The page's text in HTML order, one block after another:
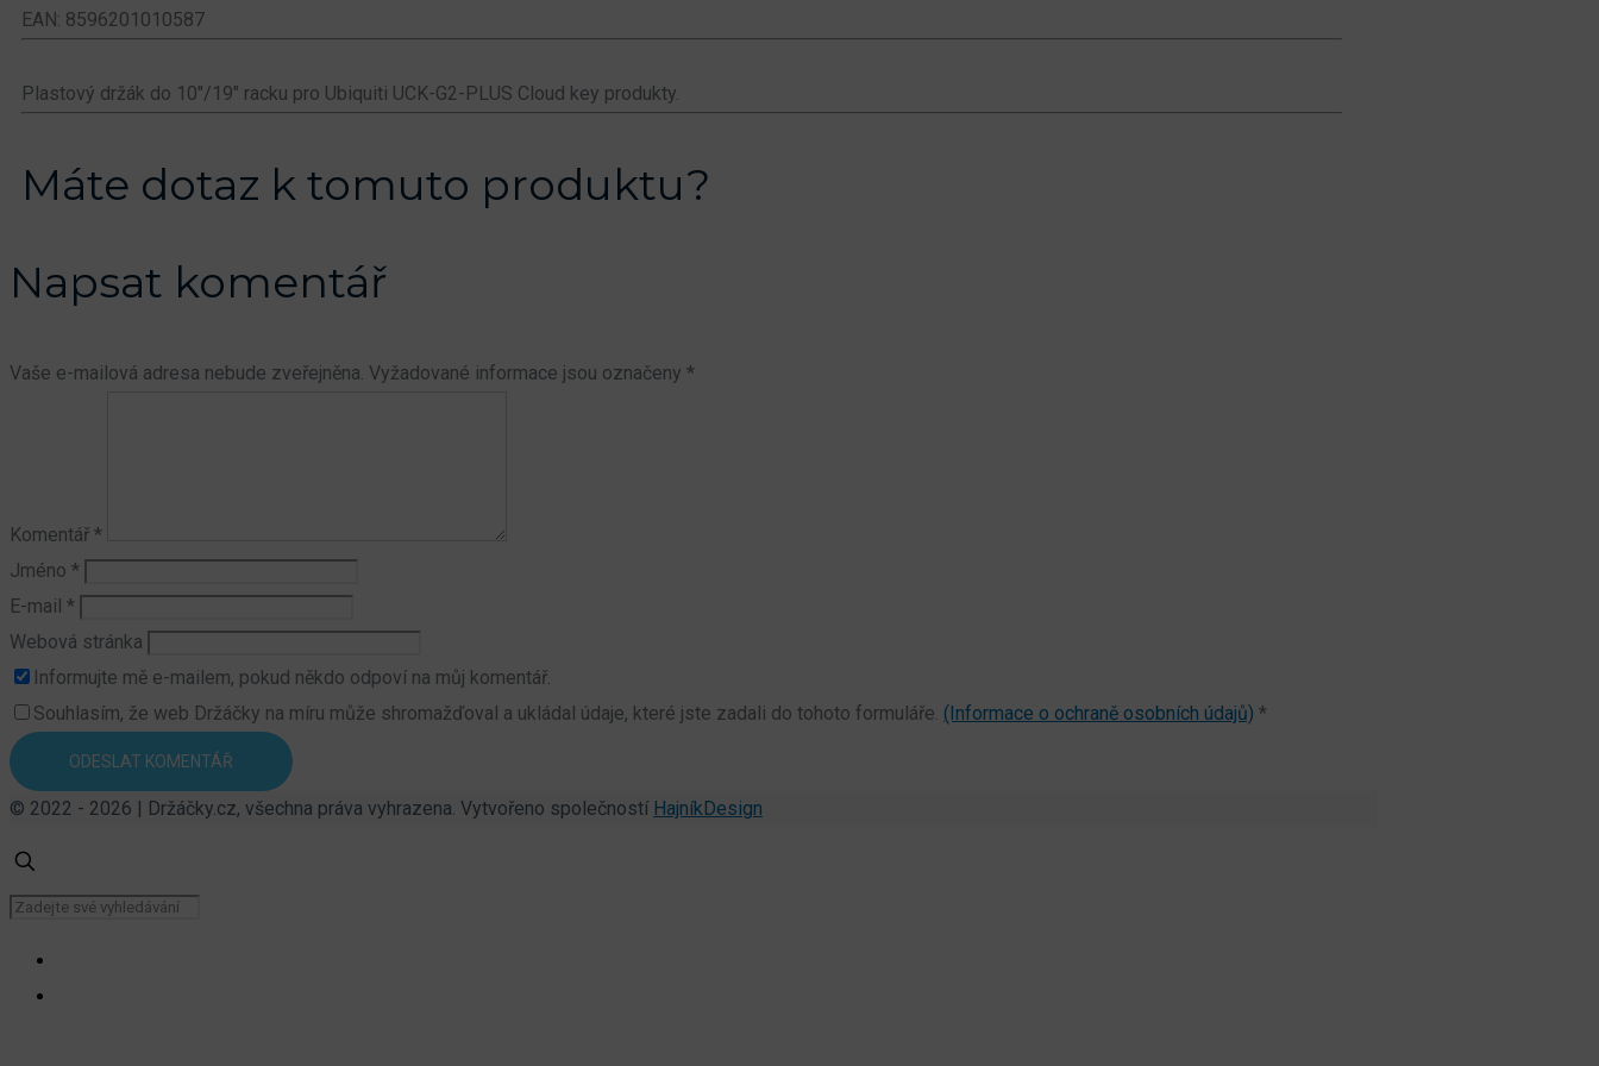
EAN: 8596201010587
Plastový držák do 10"/19" racku pro Ubiquiti UCK-G2-PLUS Cloud key produkty.
Máte dotaz k tomuto produktu?
Napsat komentář
Vaše e-mailová adresa nebude zveřejněna. Vyžadované informace jsou označeny *
Komentář *
Jméno *
E-mail *
Webová stránka
Informujte mě e-mailem, pokud někdo odpoví na můj komentář.
Souhlasím, že web Držáčky na míru může shromažďoval a ukládal údaje, které jste zadali do tohoto formuláře. (Informace o ochraně osobních údajů) *
© 2022 - 2026 | Držáčky.cz, všechna práva vyhrazena. Vytvořeno společností HajníkDesign